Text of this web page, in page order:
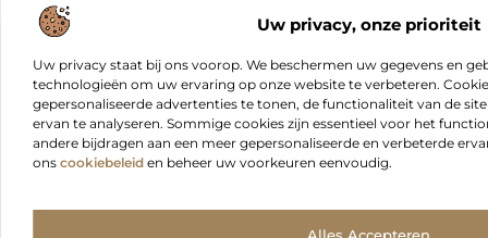
Uw privacy, onze prioriteit
Uw privacy staat bij ons voorop. We beschermen uw gegevens en
technologieën om uw ervaring op onze website te verbeteren.
gepersonaliseerde advertenties te tonen, de functionaliteit van de
ervan te analyseren. Sommige cookies zijn essentieel voor het
andere bijdragen aan een meer gepersonaliseerde en verbeterde
ons cookiebeleid en beheer uw voorkeuren eenvoudig.
Alles Accepteren